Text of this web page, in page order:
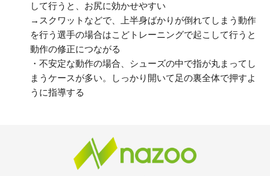
して行うと、お尻に効かせやすい
→スクワットなどで、上半身ばかりが倒れてしまう動作
を行う選手の場合はこどトレーニングで起こして行うと
動作の修正につながる
・不安定な動作の場合、シューズの中で指が丸まってし
まうケースが多い。しっかり開いて足の裏全体で押すよ
うに指導する